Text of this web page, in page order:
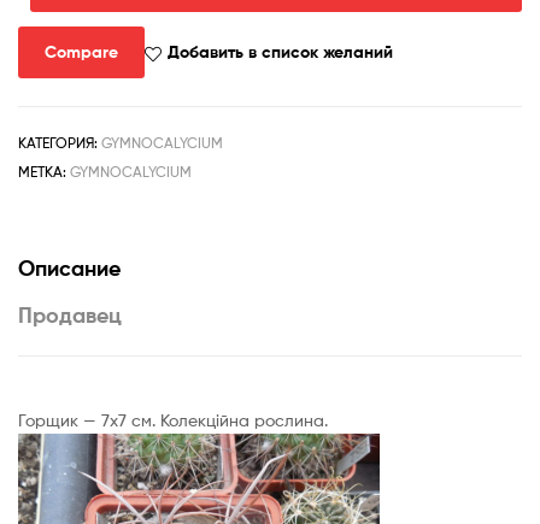
товара
Gymnocalycium
hossei
-
15
spines
MG
Compare Добавить в список желаний
КАТЕГОРИЯ: GYMNOCALYCIUM
МЕТКА: GYMNOCALYCIUM
Описание
Продавец
Горщик — 7х7 см. Колекційна рослина.